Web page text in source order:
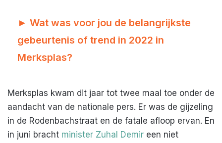
► Wat was voor jou de belangrijkste
gebeurtenis of trend in 2022 in
Merksplas?
Merksplas kwam dit jaar tot twee maal toe onder de
aandacht van de nationale pers. Er was de gijzeling
in de Rodenbachstraat en de fatale afloop ervan. En
in juni bracht minister Zuhal Demir een niet